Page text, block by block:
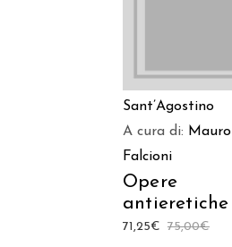
Sant’Agostino
A cura di: Mauro
Falcioni
Opere
antieretiche
75,00€
71,25€